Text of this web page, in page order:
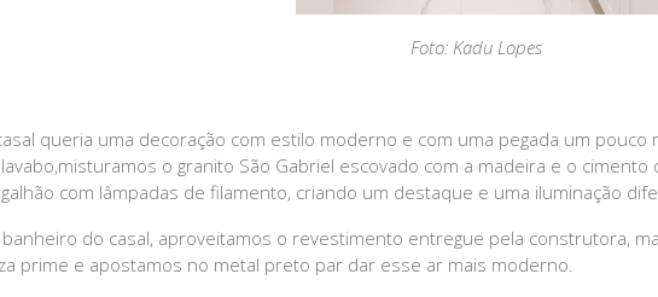
Foto: Kadu Lopes
queria uma decoração com estilo moderno e com uma pegada um pouco
o granito São Gabriel escovado com a madeira e o
com lâmpadas de filamento, criando um destaque e uma iluminação
banheiro do casal, aproveitamos o revestimento entregue pela construtora,
prime e apostamos no metal preto par dar esse ar mais moderno.